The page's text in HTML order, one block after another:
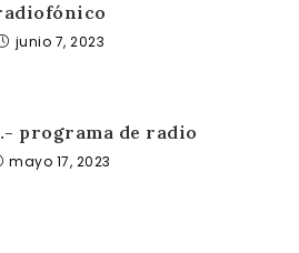
junio 7, 2023
programa de radio
mayo 17, 2023